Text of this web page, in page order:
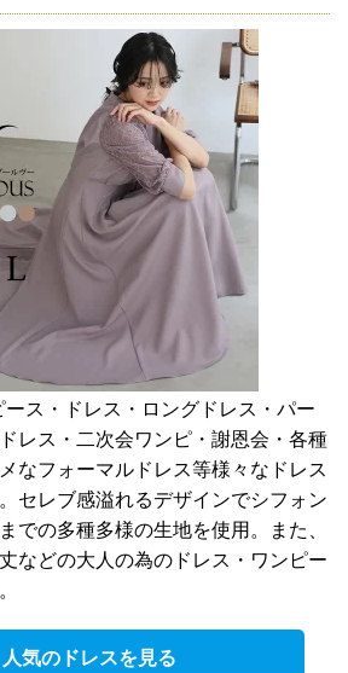
ス・ドレス・ロングドレス・パー
レス・二次会ワンピ・謝恩会・各種
なフォーマルドレス等様々なドレス
セレブ感溢れるデザインでシフォン
での多種多様の生地を使用。また、
などの大人の為のドレス・ワンピー
人気のドレスを見る